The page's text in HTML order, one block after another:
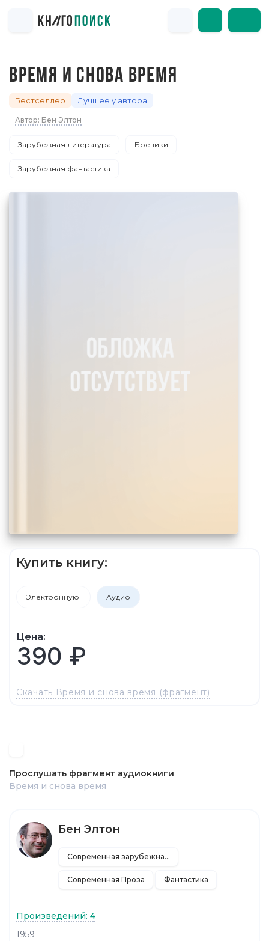
ВРЕМЯ И СНОВА ВРЕМЯ
Бестселлер Лучшее у автора
Автор: Бен Элтон
Зарубежная литература Боевики
Зарубежная фантастика
Купить книгу:
Электронную Аудио
Цена:
390 ₽
Скачать Время и снова время (фрагмент)
Прослушать фрагмент аудиокниги
Время и снова время
Бен Элтон
Современная зарубежная литература
Современная Проза Фантастика
Произведений: 4
1959